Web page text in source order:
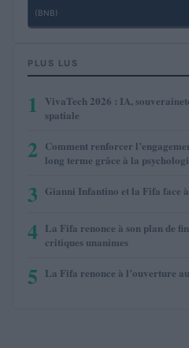
(BNB)
PLUS LUS
1
VivaTech 2026 : IA,
spatiale
2 Comment renforcer
long terme grâce à la
3 Gianni Infantino et la Fifa face
4 La Fifa renonce à son plan de
critiques unanimes
5 La Fifa renonce à l’ouverture